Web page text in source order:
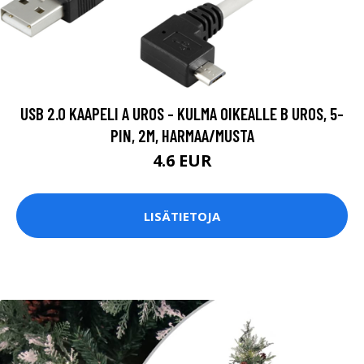
USB 2.0 KAAPELI A UROS - KULMA OIKEALLE B UROS, 5-
PIN, 2M, HARMAA/MUSTA
4.6 EUR
LISÄTIETOJA